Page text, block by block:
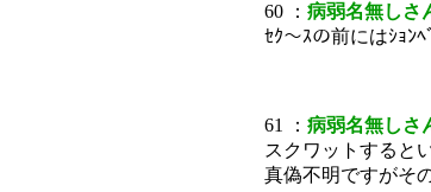
60 ： 病弱名無しさ
ｾｸ～ｽの前にはｼｮﾝ
61 ： 病弱名無しさ
スクワットすると
真偽不明ですがそ